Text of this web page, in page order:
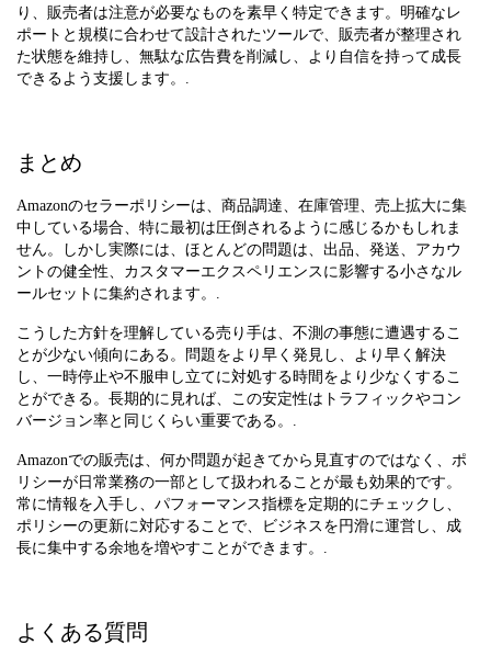
り、販売者は注意が必要なものを素早く特定できます。明確なレ
ポートと規模に合わせて設計されたツールで、販売者が整理され
た状態を維持し、無駄な広告費を削減し、より自信を持って成長
できるよう支援します。.
まとめ
Amazonのセラーポリシーは、商品調達、在庫管理、売上拡大に集
中している場合、特に最初は圧倒されるように感じるかもしれま
せん。しかし実際には、ほとんどの問題は、出品、発送、アカウ
ントの健全性、カスタマーエクスペリエンスに影響する小さなル
ールセットに集約されます。.
こうした方針を理解している売り手は、不測の事態に遭遇するこ
とが少ない傾向にある。問題をより早く発見し、より早く解決
し、一時停止や不服申し立てに対処する時間をより少なくするこ
とができる。長期的に見れば、この安定性はトラフィックやコン
バージョン率と同じくらい重要である。.
Amazonでの販売は、何か問題が起きてから見直すのではなく、ポ
リシーが日常業務の一部として扱われることが最も効果的です。
常に情報を入手し、パフォーマンス指標を定期的にチェックし、
ポリシーの更新に対応することで、ビジネスを円滑に運営し、成
長に集中する余地を増やすことができます。.
よくある質問